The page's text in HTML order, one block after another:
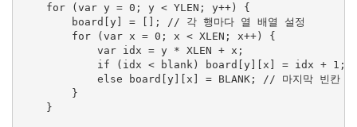
    for (var y = 0; y < YLEN; y++) {
        board[y] = []; // 각 행마다 열 배열 설정
        for (var x = 0; x < XLEN; x++) {
            var idx = y * XLEN + x;
if (idx < blank) board[y][x] = idx + 1; //
else board[y][x] = BLANK; // 마지막 빈칸 설
        }
    }